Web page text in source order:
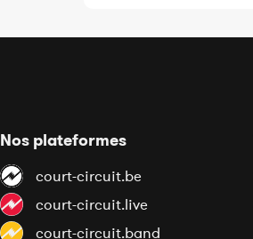
Nos plateformes
court-circuit.be
court-circuit.live
court-circuit.band